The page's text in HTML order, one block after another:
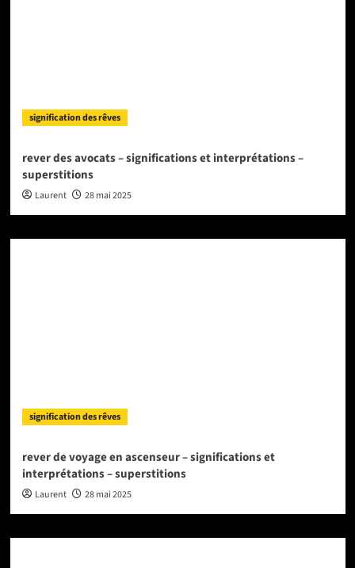
signification des rêves
rever des avocats – significations et interprétations –
superstitions
Laurent 28 mai 2025
signification des rêves
rever de voyage en ascenseur – significations et
interprétations – superstitions
Laurent 28 mai 2025